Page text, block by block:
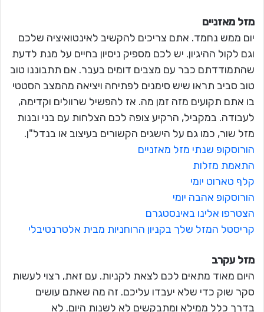
מזל מאזניים
יום ממש נחמד. אתם צריכים להקשיב לאינטואיציה שלכם
וגם לקול ההיגיון. יש לכם מספיק ניסיון בחיים על מנת לדעת
שהתמודדתם כבר עם מצבים דומים בעבר. אם תתבוננו טוב
טוב סביב תראו שיש סימנים לפתיחה ויציאה מהמצב הסטטי
בו אתם תקועים מזה זמן מה. אז להפשיל שרוולים וקדימה,
לעבודה. במקביל, הרקיע צופה לכם הצלחות עם בני ובנות
מזל שור, כמו גם על הישגים הקשורים בעיצוב או בנדל"ן.
הורוסקופ שנתי מזל מאזניים
התאמת מזלות
קלף טארוט יומי
הורוסקופ אהבה יומי
הצטרפו אלינו באינסטגרם
קריסטל המזל שלך בקניון הרוחניות מבית אלטרנטיבלי
מזל עקרב
היום מאוד מתאים לכם לצאת לקניות. עם זאת, רצוי לעשות
סקר שוק כדי שלא יעבדו עליכם. זה מה שאתם עושים
בדרך כלל ממילא ומתבקשים לא לשנות היום. לא